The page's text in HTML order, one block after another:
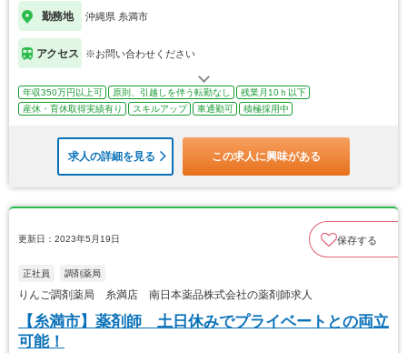
勤務地 沖縄県 糸満市
アクセス ※お問い合わせください
年収350万円以上可 原則、引越しを伴う転勤なし
残業月10ｈ以下
産休・育休取得実績有り
スキルアップ 車通勤可 積極採用中
求人の詳細を見る この求人に興味がある
更新日：2023年5月19日 保存する
正社員 調剤薬局
りんご調剤薬局 糸満店 南日本薬品株式会社の薬剤師求人
【糸満市】薬剤師 土日休みでプライベートとの両立
可能！